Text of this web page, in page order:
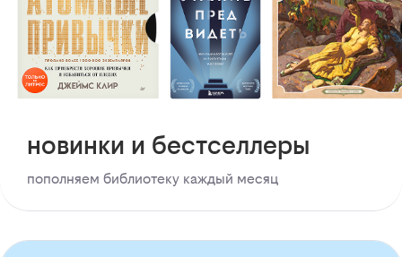
новинки и бестселлеры
пополняем библиотеку каждый месяц